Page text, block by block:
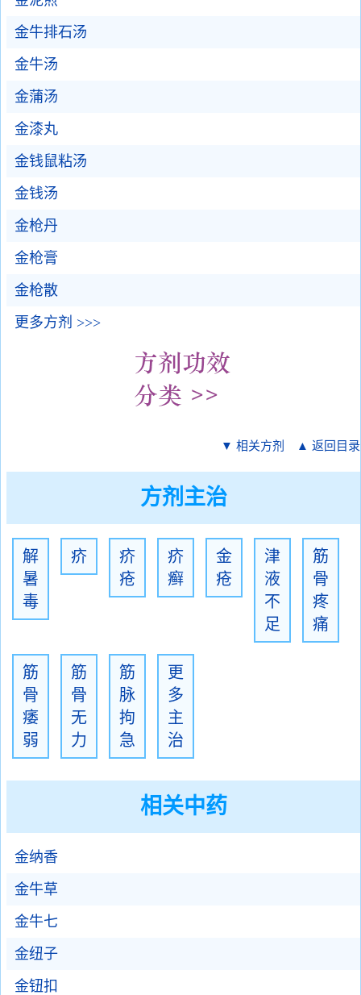
金牛排石汤
金牛汤
金蒲汤
金漆丸
金钱鼠粘汤
金钱汤
金枪丹
金枪膏
金枪散
更多方剂 >>>
▼ 相关方剂 ▲ 返回目录
方剂主治
解
暑
毒
疥
疥
疮
疥
癣
金
疮
津
液
不
足
筋
骨
疼
痛
筋
骨
痿
弱
筋
骨
无
力
筋
脉
拘
急
更
多
主
治
相关中药
金纳香
金牛草
金牛七
金纽子
金钮扣